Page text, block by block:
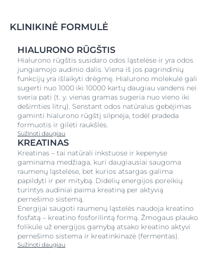
KLINIKINĖ FORMULĖ
HIALURONO RŪGŠTIS
Hialurono rūgštis susidaro odos ląstelėse ir yra odos
jungiamojo audinio dalis. Viena iš jos pagrindinių
funkcijų yra išlaikyti drėgmę. Hialurono molekulė gali
sugerti nuo 1000 iki 10000 kartų daugiau vandens nei
sveria pati (t. y. vienas gramas sugeria nuo vieno iki
dešimties litrų). Senstant odos natūralus gebėjimas
gaminti hialurono rūgštį silpnėja, todėl pradeda
formuotis ir gilėti raukšlės.
Sužinoti daugiau
KREATINAS
Kreatinas – tai natūrali inkstuose ir kepenyse
gaminama medžiaga, kuri daugiausiai saugoma
raumenų ląstelėse, bet kurios atsargas galima
papildyti ir per mitybą. Didelių energijos poreikių
turintys audiniai paima kreatiną per aktyvią
pernešimo sistemą.
Energijai saugoti raumenų ląstelės naudoja kreatino
fosfatą – kreatino fosforilintą formą. Žmogaus plauko
folikule už energijos gamybą atsako kreatino aktyvi
pernešimo sistema ir kreatinkinazė (fermentas).
Sužinoti daugiau